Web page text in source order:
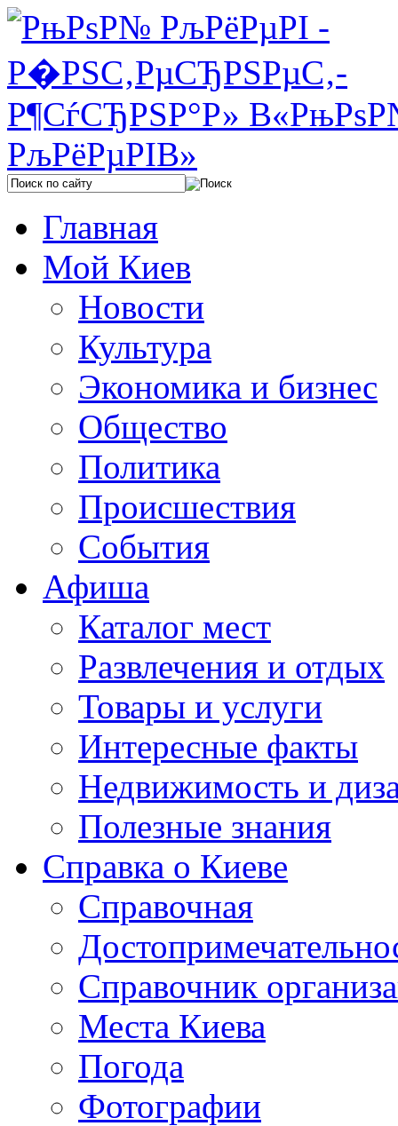
Главная
Мой Киев
Новости
Культура
Экономика и бизнес
Общество
Политика
Происшествия
События
Афиша
Каталог мест
Развлечения и отдых
Товары и услуги
Интересные факты
Недвижимость и
Полезные знания
Справка о Киеве
Справочная
Справочник
Места Киева
Погода
Фотографии